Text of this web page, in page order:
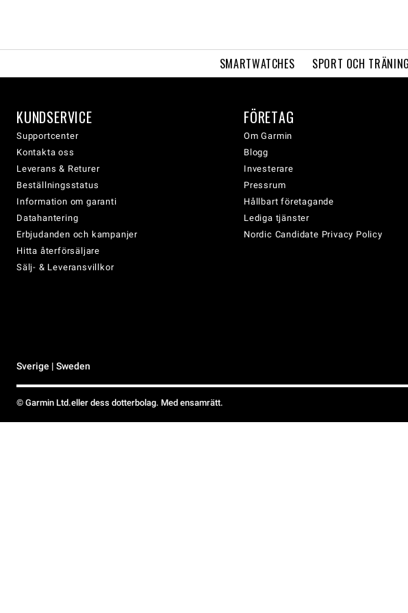
SMARTWATCHES SPORT OCH TRÄNING
KUNDSERVICE
Supportcenter
Kontakta oss
Leverans & Returer
Beställningsstatus
Information om garanti
Datahantering
Erbjudanden och kampanjer
Hitta återförsäljare
Sälj- & Leveransvillkor
FÖRETAG
Om Garmin
Blogg
Investerare
Pressrum
Hållbart företagande
Lediga tjänster
Nordic Candidate Privacy Policy
Sverige | Sweden
© Garmin Ltd.eller dess dotterbolag. Med ensamrätt.